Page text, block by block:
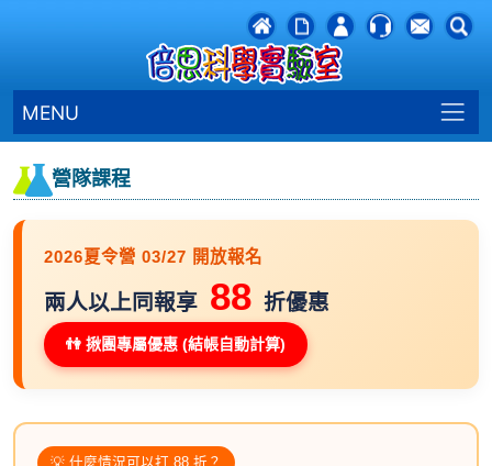
MENU
營隊課程
2026夏令營 03/27 開放報名
兩人以上同報享 88 折優惠
👫 揪團專屬優惠 (結帳自動計算)
💡 什麼情況可以打 88 折？